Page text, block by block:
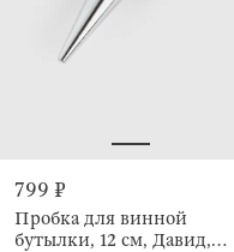
799 ₽
Пробка для винной
бутылки, 12 см, Давид,